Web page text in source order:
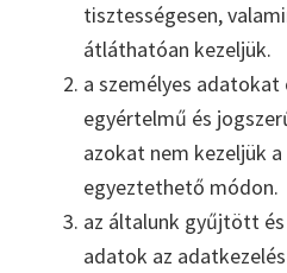
tisztességesen,
átláthatóan kezeljük.
a személyes
egyértelmű és
azokat nem kezeljük
egyeztethető módon.
az általunk gyűjtött
adatok az